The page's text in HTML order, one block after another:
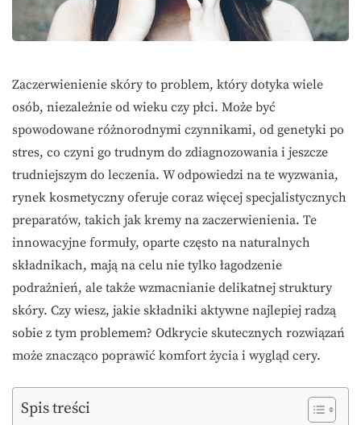
Zaczerwienienie skóry to problem, który dotyka wiele
osób, niezależnie od wieku czy płci. Może być
spowodowane różnorodnymi czynnikami, od genetyki po
stres, co czyni go trudnym do zdiagnozowania i jeszcze
trudniejszym do leczenia. W odpowiedzi na te wyzwania,
rynek kosmetyczny oferuje coraz więcej specjalistycznych
preparatów, takich jak kremy na zaczerwienienia. Te
innowacyjne formuły, oparte często na naturalnych
składnikach, mają na celu nie tylko łagodzenie
podrażnień, ale także wzmacnianie delikatnej struktury
skóry. Czy wiesz, jakie składniki aktywne najlepiej radzą
sobie z tym problemem? Odkrycie skutecznych rozwiązań
może znacząco poprawić komfort życia i wygląd cery.
Spis treści